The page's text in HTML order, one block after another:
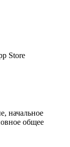
Store
начальное
общее